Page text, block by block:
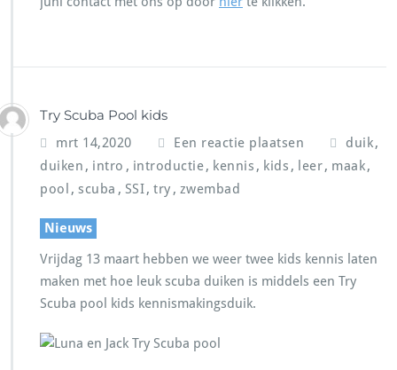
Try Scuba Pool kids
mrt 14,2020 Een reactie plaatsen duik,
duiken , intro , introductie, kennis , kids , leer, maak,
pool , scuba , SSI, try , zwembad
Nieuws
Vrijdag 13 maart hebben we weer twee kids kennis laten
maken met hoe leuk scuba duiken is middels een Try
Scuba pool kids kennismakingsduik.